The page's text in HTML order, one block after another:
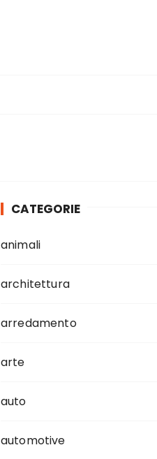
CATEGORIE
animali
architettura
arredamento
arte
auto
automotive